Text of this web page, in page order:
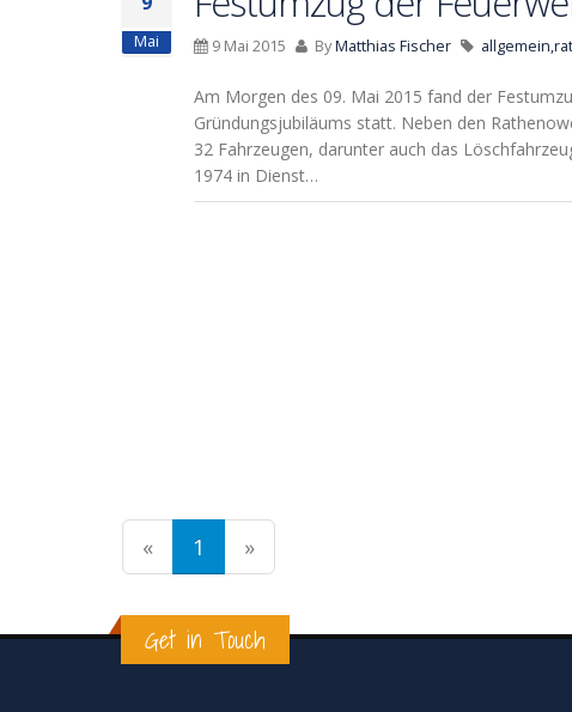
Mai 9 Mai 2015 ByMatthias Fischer allgemein,
Am Morgen des 09. Mai 2015 fand der
Gründungsjubiläums statt. Neben den
32 Fahrzeugen, darunter auch das
1974 in Dienst…
« 1 »
Get in Touch